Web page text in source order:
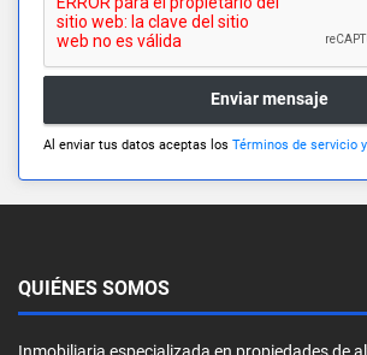
Enviar mensaje
Al enviar tus datos aceptas los Términos de servicio
QUIÉNES SOMOS